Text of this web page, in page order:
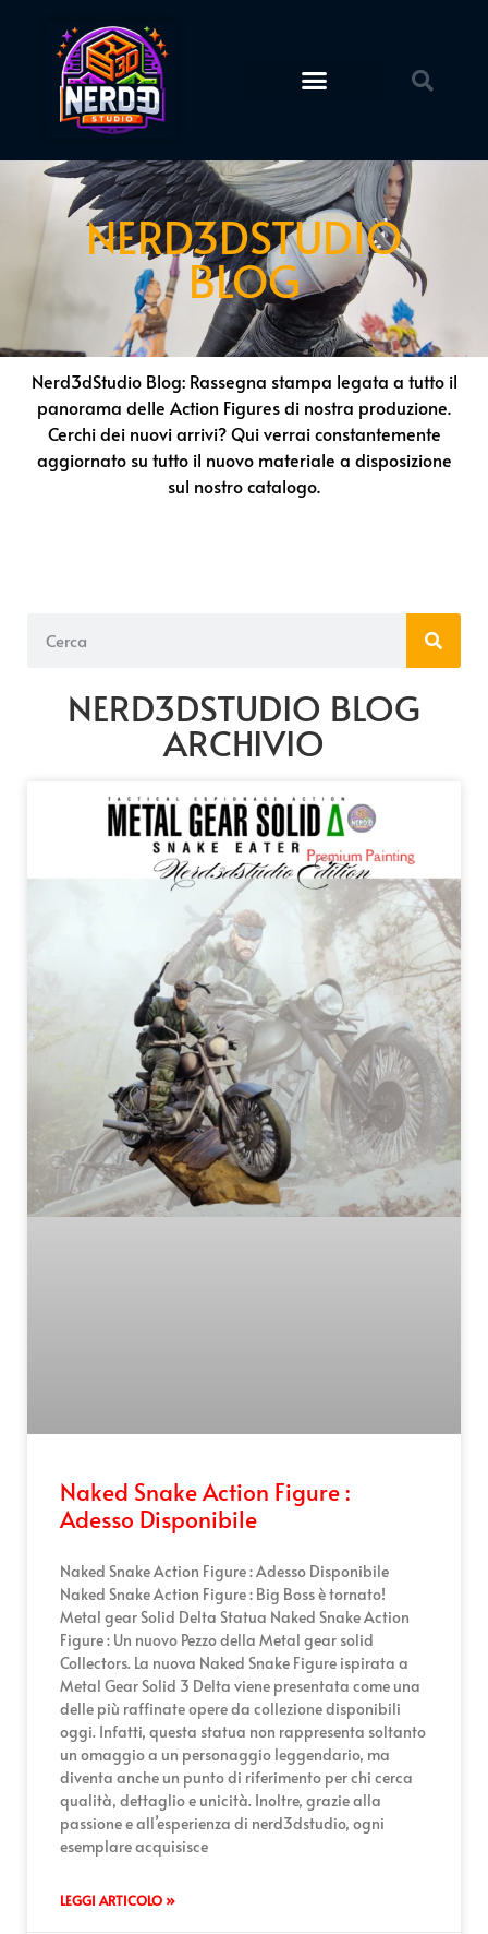
NERD3DSTUDIO
BLOG
Nerd3dStudio Blog: Rassegna stampa legata a tutto il
panorama delle Action Figures di nostra produzione.
Cerchi dei nuovi arrivi? Qui verrai constantemente
aggiornato su tutto il nuovo materiale a disposizione
sul nostro catalogo.
NERD3DSTUDIO BLOG
ARCHIVIO
Naked Snake Action Figure :
Adesso Disponibile
Naked Snake Action Figure : Adesso Disponibile
Naked Snake Action Figure : Big Boss è tornato!
Metal gear Solid Delta Statua Naked Snake Action
Figure : Un nuovo Pezzo della Metal gear solid
Collectors. La nuova Naked Snake Figure ispirata a
Metal Gear Solid 3 Delta viene presentata come una
delle più raffinate opere da collezione disponibili
oggi. Infatti, questa statua non rappresenta soltanto
un omaggio a un personaggio leggendario, ma
diventa anche un punto di riferimento per chi cerca
qualità, dettaglio e unicità. Inoltre, grazie alla
passione e all’esperienza di nerd3dstudio, ogni
esemplare acquisisce
LEGGI ARTICOLO »